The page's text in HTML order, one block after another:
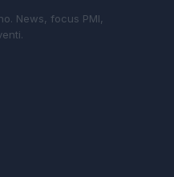
News, focus PMI,